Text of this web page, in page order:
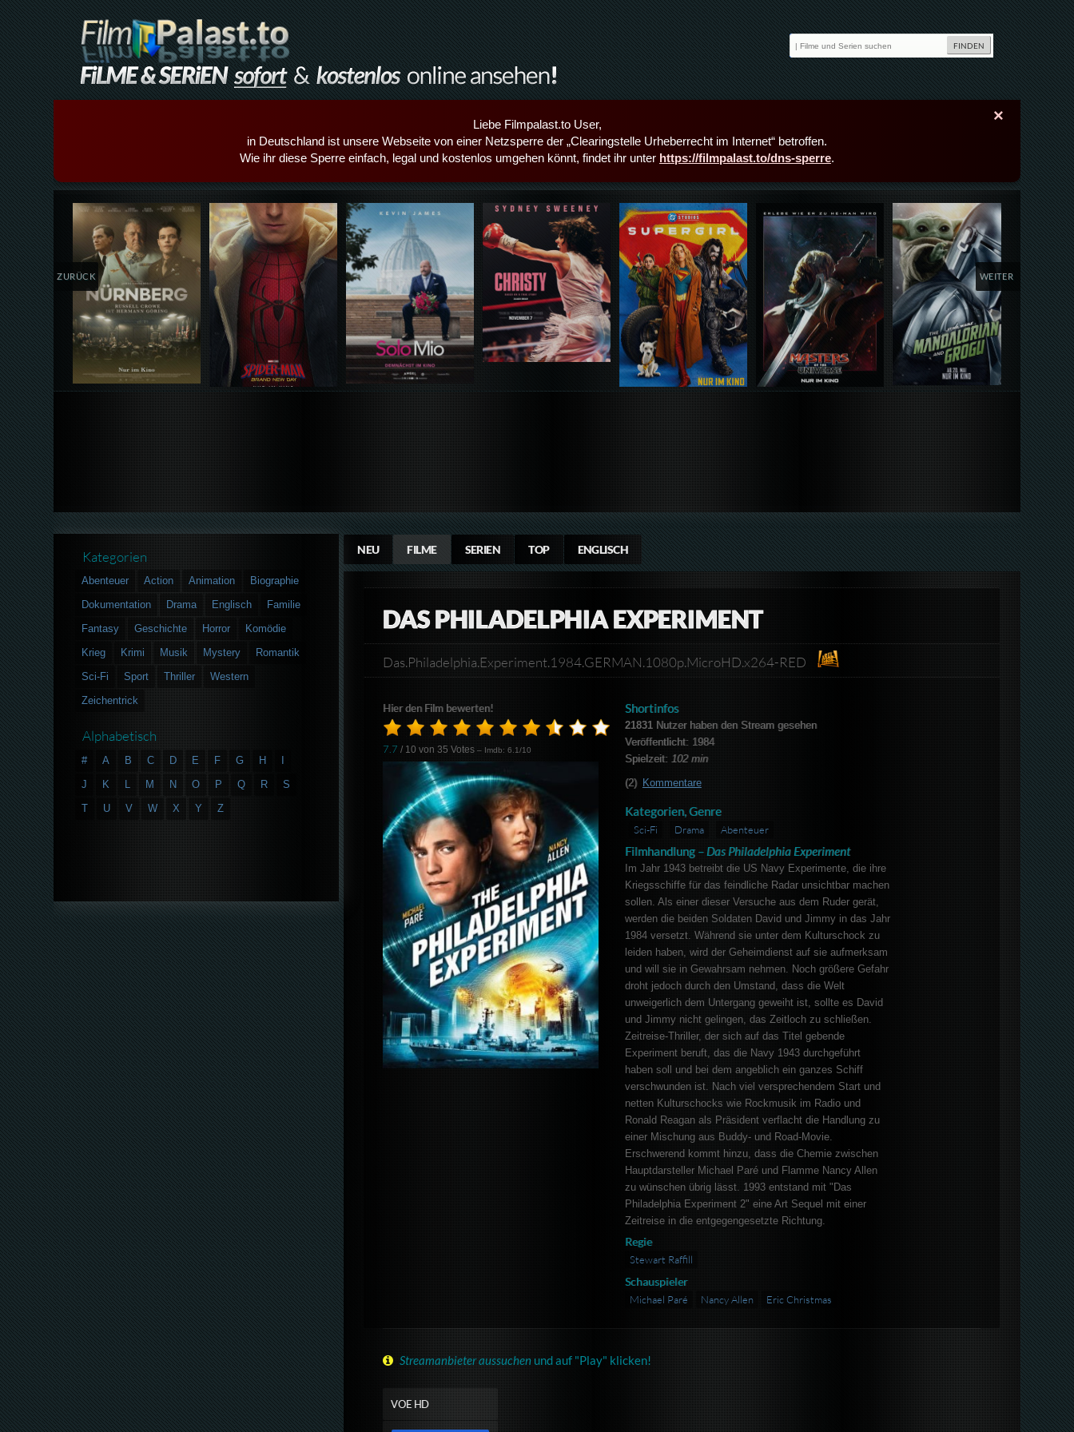
×
Liebe Filmpalast.to User,
in Deutschland ist unsere Webseite von einer Netzsperre der „Clearingstelle Urheberrecht im Internet“ betroffen.
Wie ihr diese Sperre einfach, legal und kostenlos umgehen könnt, findet ihr unter https://filmpalast.to/dns-sperre.
Details,Play Details,Play Details,Play Details,Play Details,Play Details,Play Details,Play
ZURÜCK WEITER
NEU FILME SERIEN TOP ENGLISCH
DAS PHILADELPHIA EXPERIMENT
Das.Philadelphia.Experiment.1984.GERMAN.1080p.MicroHD.x264-RED
Hier den Film bewerten!
7.7 / 10 von35 Votes – Imdb: 6.1/10
Shortinfos
21831Nutzer haben den Stream gesehen
Veröffentlicht: 1984
Spielzeit: 102 min
(2) Kommentare
Kategorien, Genre
Sci-Fi Drama Abenteuer
Filmhandlung – Das Philadelphia Experiment
Im Jahr 1943 betreibt die US Navy Experimente, die ihre
Kriegsschiffe für das feindliche Radar unsichtbar machen
sollen. Als einer dieser Versuche aus dem Ruder gerät,
werden die beiden Soldaten David und Jimmy in das Jahr
1984 versetzt. Während sie unter dem Kulturschock zu
leiden haben, wird der Geheimdienst auf sie aufmerksam
und will sie in Gewahrsam nehmen. Noch größere Gefahr
droht jedoch durch den Umstand, dass die Welt
unweigerlich dem Untergang geweiht ist, sollte es David
und Jimmy nicht gelingen, das Zeitloch zu schließen.
Zeitreise-Thriller, der sich auf das Titel gebende
Experiment beruft, das die Navy 1943 durchgeführt
haben soll und bei dem angeblich ein ganzes Schiff
verschwunden ist. Nach viel versprechendem Start und
netten Kulturschocks wie Rockmusik im Radio und
Ronald Reagan als Präsident verflacht die Handlung zu
einer Mischung aus Buddy- und Road-Movie.
Erschwerend kommt hinzu, dass die Chemie zwischen
Hauptdarsteller Michael Paré und Flamme Nancy Allen
zu wünschen übrig lässt. 1993 entstand mit "Das
Philadelphia Experiment 2" eine Art Sequel mit einer
Zeitreise in die entgegengesetzte Richtung.
Regie
Stewart Raffill
Schauspieler
Michael Paré Nancy Allen Eric Christmas
Streamanbieter aussuchen und auf "Play" klicken!
VOE HD
Kategorien
Abenteuer Action Animation
Biographie
Dokumentation
Drama Englisch
Familie
Fantasy
Geschichte Horror
Komödie
Krieg
Krimi Musik Mystery
Romantik
Sci-Fi
Sport Thriller
Western
Zeichentrick
Alphabetisch
# A B C D E F G H
J
K L M N O P Q R
S
T
U V W X Y Z